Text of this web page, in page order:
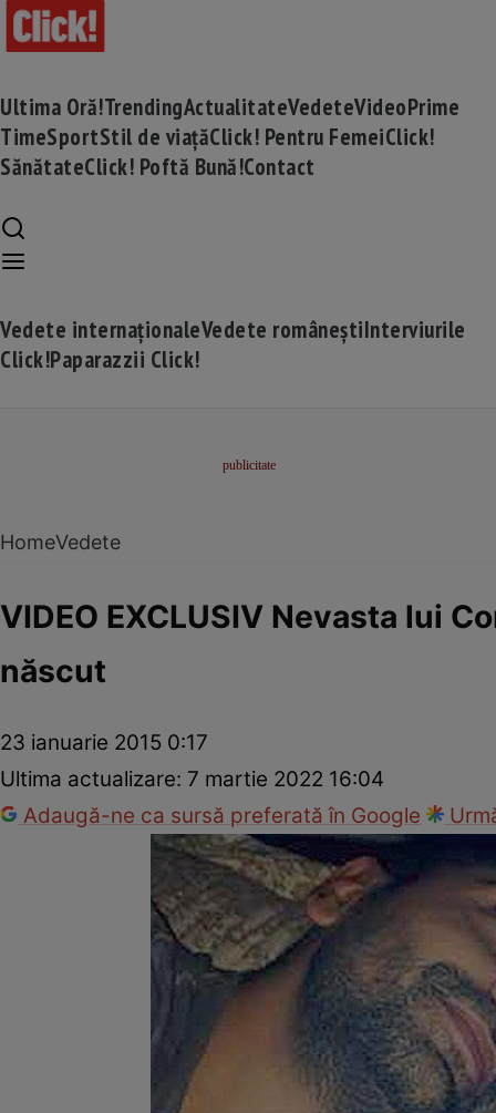
Ultima Oră!TrendingActualitateVedeteVideoPrime
TimeSportStil de viațăClick! Pentru FemeiClick!
SănătateClick! Poftă Bună!Contact
Vedete internaționaleVedete româneștiInterviurile
Click!Paparazzii Click!
HomeVedete
VIDEO EXCLUSIV Nevasta lui
născut
23 ianuarie 2015 0:17
Ultima actualizare: 7 martie 2022 16:04
Adaugă-ne ca sursă preferată în Google